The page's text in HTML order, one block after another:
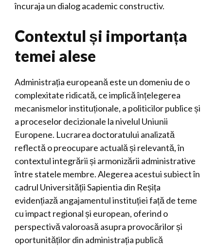
încuraja un dialog academic constructiv.
Contextul și importanța
temei alese
Administrația europeană este un domeniu de o
complexitate ridicată, ce implică înțelegerea
mecanismelor instituționale, a politicilor publice și
a proceselor decizionale la nivelul Uniunii
Europene. Lucrarea doctoratului analizată
reflectă o preocupare actuală și relevantă, în
contextul integrării și armonizării administrative
între statele membre. Alegerea acestui subiect în
cadrul Universității Sapientia din Reșița
evidențiază angajamentul instituției față de teme
cu impact regional și european, oferind o
perspectivă valoroasă asupra provocărilor și
oportunităților din administrația publică